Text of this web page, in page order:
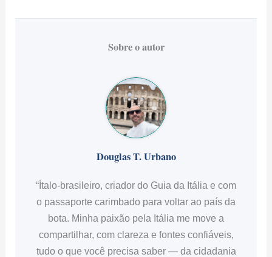
Sobre o autor
Douglas T. Urbano
“Ítalo-brasileiro, criador do Guia da Itália e com
o passaporte carimbado para voltar ao país da
bota. Minha paixão pela Itália me move a
compartilhar, com clareza e fontes confiáveis,
tudo o que você precisa saber — da cidadania